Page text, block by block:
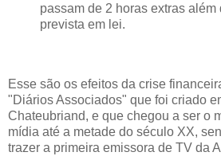
passam de 2 horas extras além
prevista em lei.
Esse são os efeitos da crise
"Diários Associados" que foi criado
Chateubriand, e que chegou a ser o
mídia até a metade do século XX,
trazer a primeira emissora de TV da